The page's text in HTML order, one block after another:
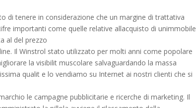
di tenere in considerazione che un margine di trattativa
importanti come quelle relative allacquisto di unimmobile
al del prezzo
Il Winstrol stato utilizzato per molti anni come popolare
la visibilit muscolare salvaguardando la massa
qualit e lo vendiamo su Internet ai nostri clienti che si
le campagne pubblicitarie e ricerche di marketing. Il